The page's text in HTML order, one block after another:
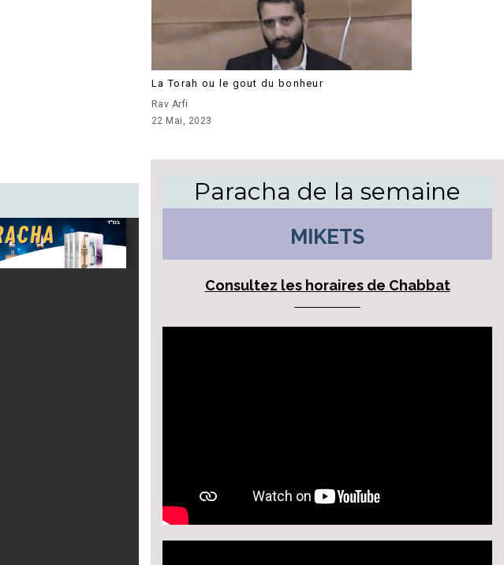
La Torah ou le gout du bonheur
Rav Arfi
22 Mai, 2023
Paracha de la semaine
MIKETS
Consultez les horaires de Chabbat